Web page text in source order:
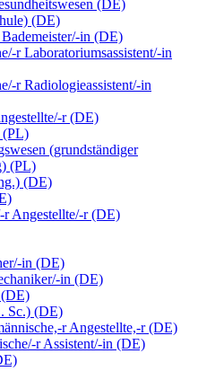
(DE)
(DE)
in (DE)
r Laboratoriumsassistent/-in
r Radiologieassistent/-in
r (DE)
(PL)
(grundständiger
(PL)
(DE)
r Angestellte/-r (DE)
in (DE)
in (DE)
(DE)
Sc.) (DE)
r Angestellte,-r (DE)
r Assistent/-in (DE)